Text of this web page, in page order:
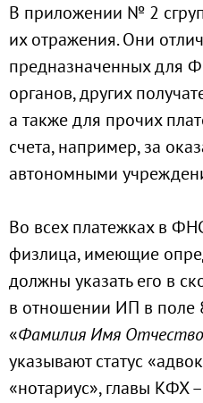
В приложении № 2
их отражения. Они
предназначенных для
органов, других
а также для прочих
счета, например, за
автономными
Во всех платежках в
физлица, имеющие
должны указать его в
в отношении ИП в поле
«Фамилия Имя
указывают статус
«нотариус», главы КФХ